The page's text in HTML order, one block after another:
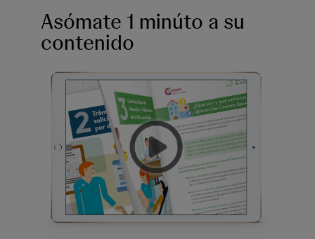
Asómate 1 minúto a su
contenido